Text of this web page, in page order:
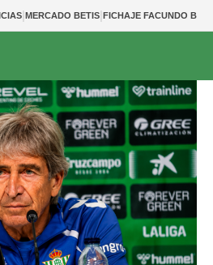
|MERCADO BETIS|FICHAJE FACUNDO